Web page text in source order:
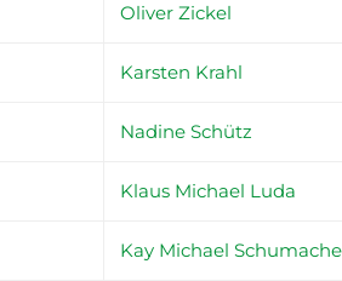
Oliver Zickel
Karsten Krahl
Nadine Schütz
Klaus Michael Luda
Kay Michael